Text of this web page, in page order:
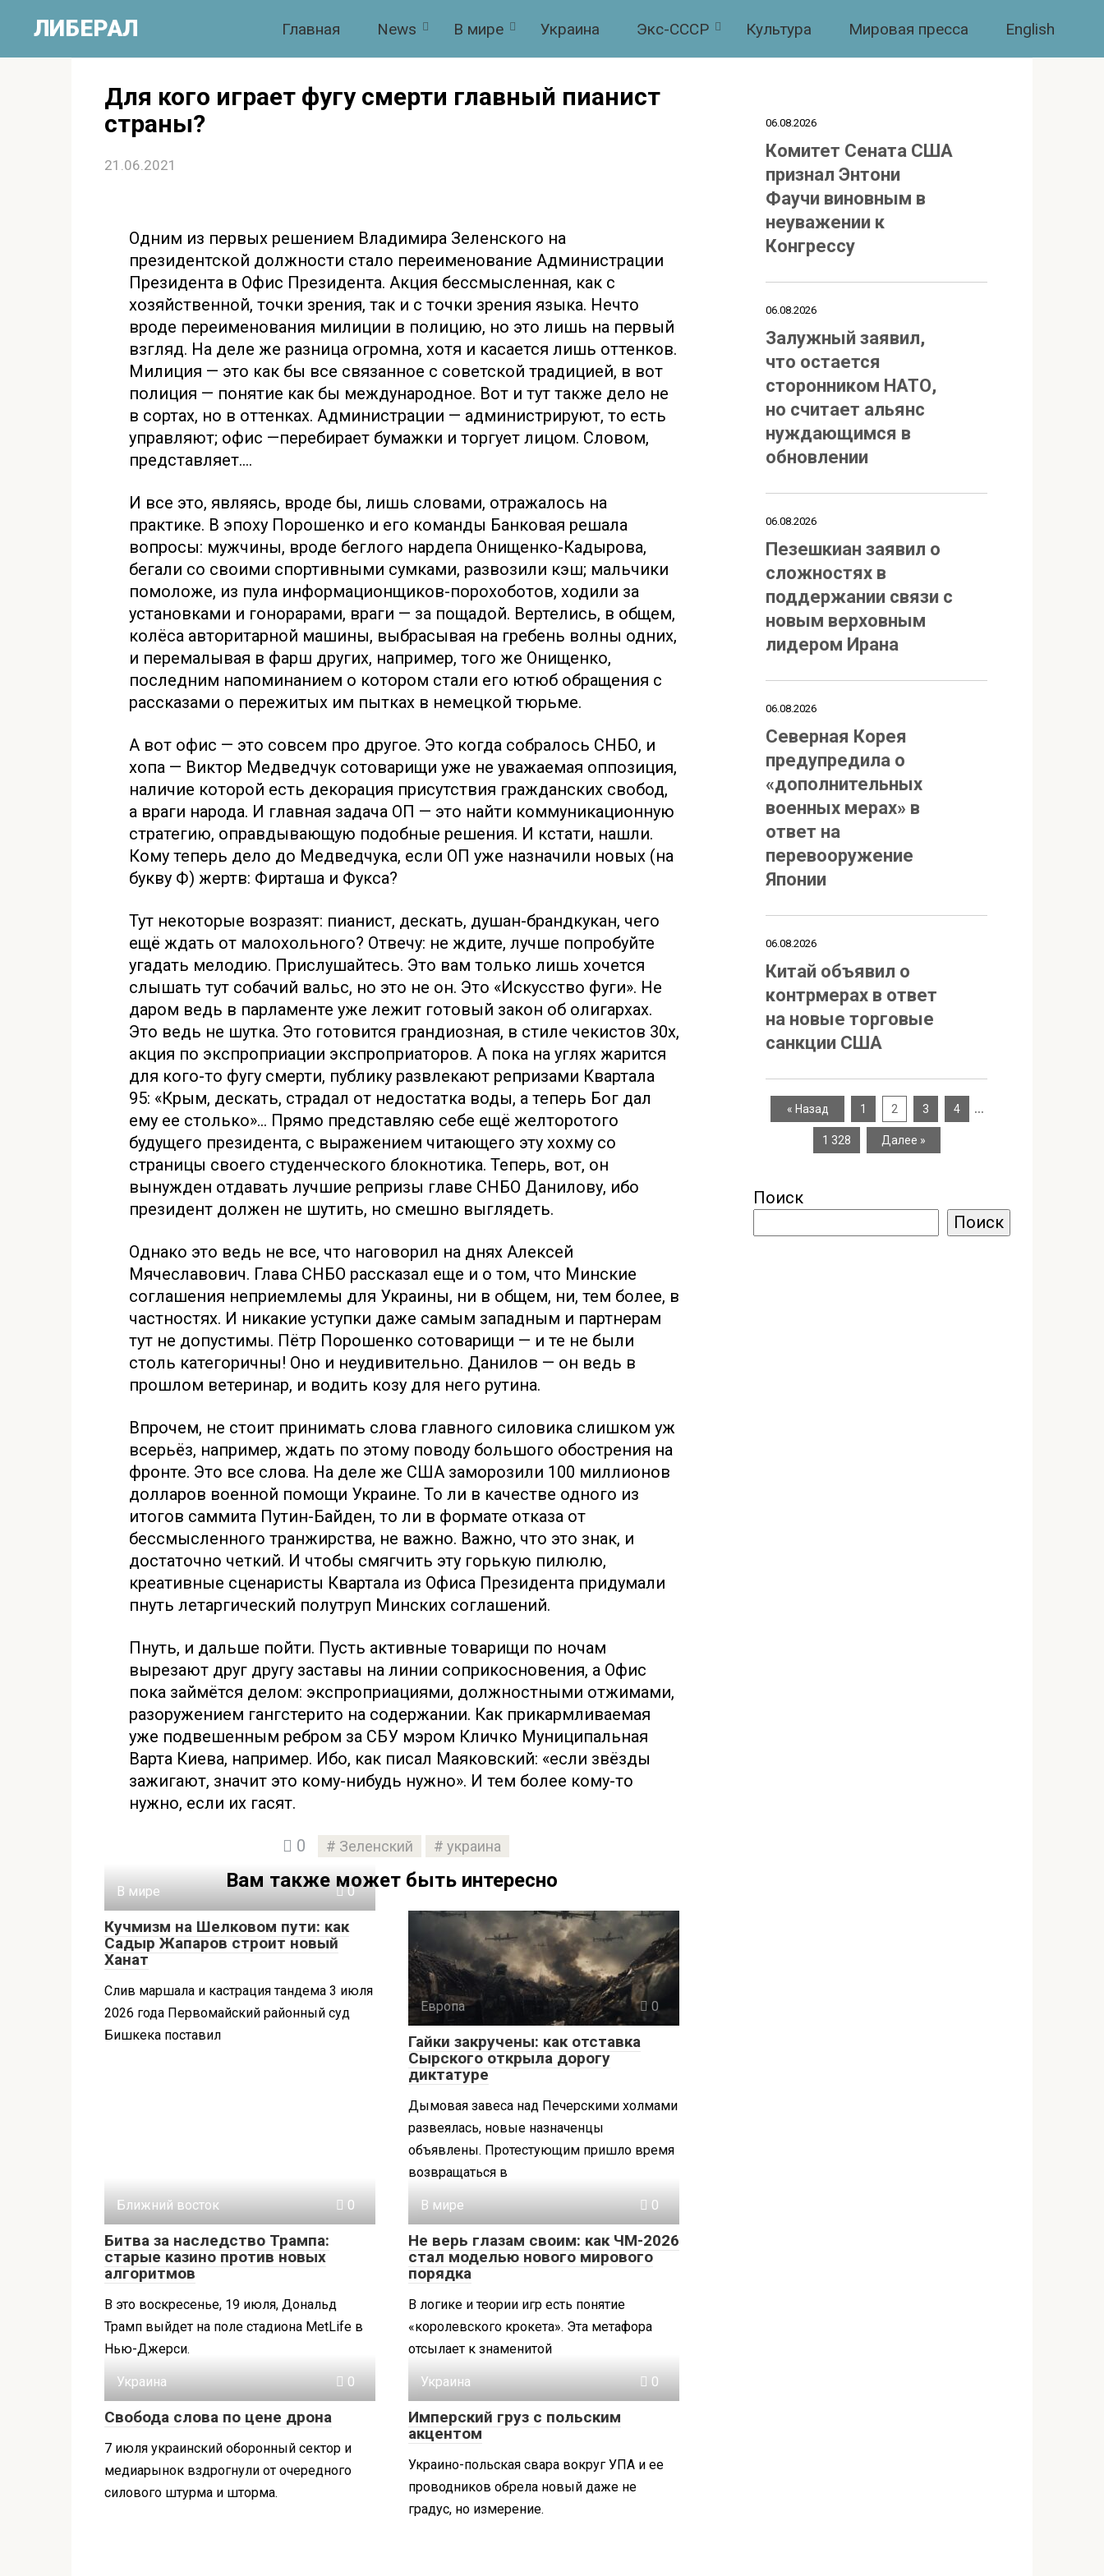
контенту
ЛИБЕРАЛ Главная News В мире Украина Экс-СССР Культура Мировая пресса English
Для кого играет фугу смерти главный пианист
страны?
21.06.2021
Одним из первых решением Владимира Зеленского на
президентской должности стало переименование Администрации
Президента в Офис Президента. Акция бессмысленная, как с
хозяйственной, точки зрения, так и с точки зрения языка. Нечто
вроде переименования милиции в полицию, но это лишь на первый
взгляд. На деле же разница огромна, хотя и касается лишь оттенков.
Милиция — это как бы все связанное с советской традицией, в вот
полиция — понятие как бы международное. Вот и тут также дело не
в сортах, но в оттенках. Администрации — администрируют, то есть
управляют; офис —перебирает бумажки и торгует лицом. Словом,
представляет….
И все это, являясь, вроде бы, лишь словами, отражалось на
практике. В эпоху Порошенко и его команды Банковая решала
вопросы: мужчины, вроде беглого нардепа Онищенко-Кадырова,
бегали со своими спортивными сумками, развозили кэш; мальчики
помоложе, из пула информационщиков-порохоботов, ходили за
установками и гонорарами, враги — за пощадой. Вертелись, в общем,
колёса авторитарной машины, выбрасывая на гребень волны одних,
и перемалывая в фарш других, например, того же Онищенко,
последним напоминанием о котором стали его ютюб обращения с
рассказами о пережитых им пытках в немецкой тюрьме.
А вот офис — это совсем про другое. Это когда собралось СНБО, и
хопа — Виктор Медведчук сотоварищи уже не уважаемая оппозиция,
наличие которой есть декорация присутствия гражданских свобод,
а враги народа. И главная задача ОП — это найти коммуникационную
стратегию, оправдывающую подобные решения. И кстати, нашли.
Кому теперь дело до Медведчука, если ОП уже назначили новых (на
букву Ф) жертв: Фирташа и Фукса?
Тут некоторые возразят: пианист, дескать, душан-брандкукан, чего
ещё ждать от малохольного? Отвечу: не ждите, лучше попробуйте
угадать мелодию. Прислушайтесь. Это вам только лишь хочется
слышать тут собачий вальс, но это не он. Это «Искусство фуги». Не
даром ведь в парламенте уже лежит готовый закон об олигархах.
Это ведь не шутка. Это готовится грандиозная, в стиле чекистов 30х,
акция по экспроприации экспроприаторов. А пока на углях жарится
для кого-то фугу смерти, публику развлекают репризами Квартала
95: «Крым, дескать, страдал от недостатка воды, а теперь Бог дал
ему ее столько»… Прямо представляю себе ещё желторотого
будущего президента, с выражением читающего эту хохму со
страницы своего студенческого блокнотика. Теперь, вот, он
вынужден отдавать лучшие репризы главе СНБО Данилову, ибо
президент должен не шутить, но смешно выглядеть.
Однако это ведь не все, что наговорил на днях Алексей
Мячеславович. Глава СНБО рассказал еще и о том, что Минские
соглашения неприемлемы для Украины, ни в общем, ни, тем более, в
частностях. И никакие уступки даже самым западным и партнерам
тут не допустимы. Пётр Порошенко сотоварищи — и те не были
столь категоричны! Оно и неудивительно. Данилов — он ведь в
прошлом ветеринар, и водить козу для него рутина.
Впрочем, не стоит принимать слова главного силовика слишком уж
всерьёз, например, ждать по этому поводу большого обострения на
фронте. Это все слова. На деле же США заморозили 100 миллионов
долларов военной помощи Украине. То ли в качестве одного из
итогов саммита Путин-Байден, то ли в формате отказа от
бессмысленного транжирства, не важно. Важно, что это знак, и
достаточно четкий. И чтобы смягчить эту горькую пилюлю,
креативные сценаристы Квартала из Офиса Президента придумали
пнуть летаргический полутруп Минских соглашений.
Пнуть, и дальше пойти. Пусть активные товарищи по ночам
вырезают друг другу заставы на линии соприкосновения, а Офис
пока займётся делом: экспроприациями, должностными отжимами,
разоружением гангстерито на содержании. Как прикармливаемая
уже подвешенным ребром за СБУ мэром Кличко Муниципальная
Варта Киева, например. Ибо, как писал Маяковский: «если звёзды
зажигают, значит это кому-нибудь нужно». И тем более кому-то
нужно, если их гасят.
0 Зеленский украина
Вам также может быть интересно
В мире 0
Кучмизм на Шелковом пути: как
Садыр Жапаров строит новый
Ханат
Слив маршала и кастрация тандема 3 июля
2026 года Первомайский районный суд
Бишкека поставил
Европа 0
Гайки закручены: как отставка
Сырского открыла дорогу
диктатуре
Дымовая завеса над Печерскими холмами
развеялась, новые назначенцы
объявлены. Протестующим пришло время
возвращаться в
Ближний восток 0
Битва за наследство Трампа:
старые казино против новых
алгоритмов
В это воскресенье, 19 июля, Дональд
Трамп выйдет на поле стадиона MetLife в
Нью-Джерси.
В мире 0
Не верь глазам своим: как ЧМ-2026
стал моделью нового мирового
порядка
В логике и теории игр есть понятие
«королевского крокета». Эта метафора
отсылает к знаменитой
Украина 0
Свобода слова по цене дрона
7 июля украинский оборонный сектор и
медиарынок вздрогнули от очередного
силового штурма и шторма.
Украина 0
Имперский груз с польским
акцентом
Украино-польская свара вокруг УПА и ее
проводников обрела новый даже не
градус, но измерение.
06.08.2026
Комитет Сената США
признал Энтони
Фаучи виновным в
неуважении к
Конгрессу
06.08.2026
Залужный заявил,
что остается
сторонником НАТО,
но считает альянс
нуждающимся в
обновлении
06.08.2026
Пезешкиан заявил о
сложностях в
поддержании связи с
новым верховным
лидером Ирана
06.08.2026
Северная Корея
предупредила о
«дополнительных
военных мерах» в
ответ на
перевооружение
Японии
06.08.2026
Китай объявил о
контрмерах в ответ
на новые торговые
санкции США
« Назад 1 2 3 4 …
1 328 Далее »
Поиск
Поиск